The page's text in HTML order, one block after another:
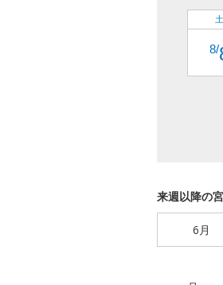
土
8/
来週以降の
6月